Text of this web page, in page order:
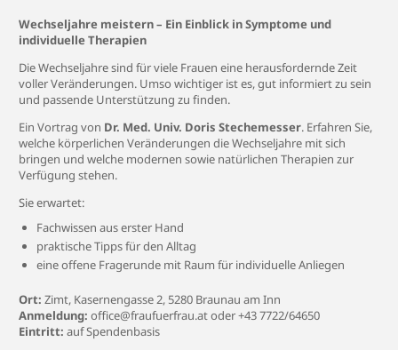
Wechseljahre meistern – Ein Einblick in Symptome und
individuelle Therapien
Die Wechseljahre sind für viele Frauen eine herausfordernde Zeit
voller Veränderungen. Umso wichtiger ist es, gut informiert zu sein
und passende Unterstützung zu finden.
Ein Vortrag von Dr. Med. Univ. Doris Stechemesser. Erfahren Sie,
welche körperlichen Veränderungen die Wechseljahre mit sich
bringen und welche modernen sowie natürlichen Therapien zur
Verfügung stehen.
Sie erwartet:
Fachwissen aus erster Hand
praktische Tipps für den Alltag
eine offene Fragerunde mit Raum für individuelle Anliegen
Ort: Zimt, Kasernengasse 2, 5280 Braunau am Inn
Anmeldung: office@fraufuerfrau.at oder +43 7722/64650
Eintritt: auf Spendenbasis